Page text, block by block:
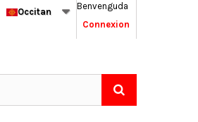
Benvenguda
Connexion
Occitan